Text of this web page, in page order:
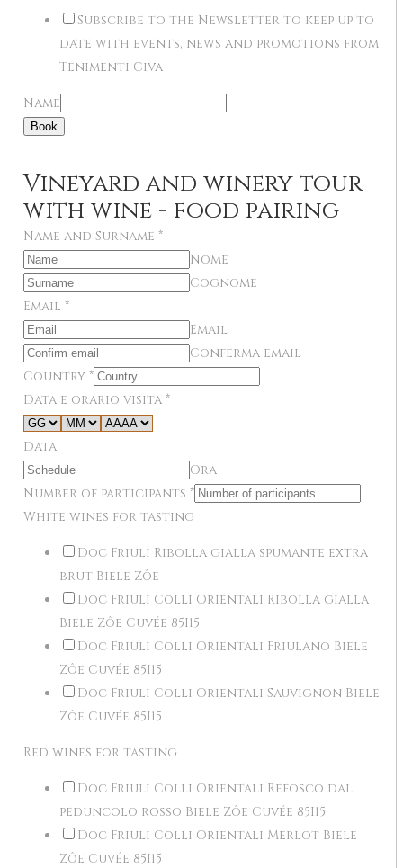
Subscribe to the Newsletter to keep up to
date with events, news and promotions from
Tenimenti Civa
Name
Book
Vineyard and winery tour
with wine - food pairing
Name and Surname *
Nome
Cognome
Email *
Email
Conferma email
Country *
Data e orario visita *
Data
Ora
Number of participants *
White wines for tasting
Doc Friuli Ribolla gialla spumante extra
brut Biele Zôe
Doc Friuli Colli Orientali Ribolla gialla
Biele Zôe Cuvée 85I15
Doc Friuli Colli Orientali Friulano Biele
Zôe Cuvée 85I15
Doc Friuli Colli Orientali Sauvignon Biele
Zôe Cuvée 85I15
Red wines for tasting
Doc Friuli Colli Orientali Refosco dal
peduncolo rosso Biele Zôe Cuvée 85I15
Doc Friuli Colli Orientali Merlot Biele
Zôe Cuvée 85I15